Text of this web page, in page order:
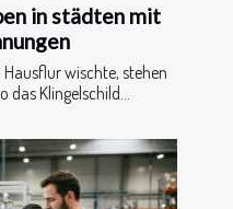
in städten mit
wischte, stehen
das Klingelschild...